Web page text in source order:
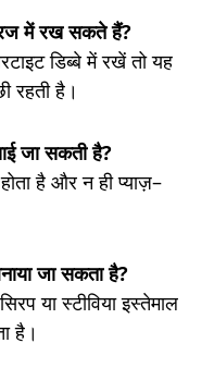
में रख सकते हैं?
डिब्बे में रखें तो यह
रहती है।
जा सकती है?
है और न ही प्याज़–
जा सकता है?
या स्टीविया इस्तेमाल
है।